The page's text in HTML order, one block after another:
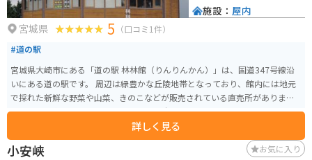
宮城県 5 （口コミ1件）
#道の駅
宮城県大崎市にある「道の駅 林林館（りんりんかん）」は、国道347号線沿
いにある道の駅です。 周辺は緑豊かな丘陵地帯となっており、館内には地元
で採れた新鮮な野菜や山菜、きのこなどが販売されている直売所がありま
す。 特に人気なのは、地元産のブランド米「ササニシキ」や「ひとめぼれ」
だんに使った郷土料理やそばなどを味わうことができます。 バイクでのツー
リングにも最適な場所で、駐車場も広いため、休憩場所としてもおすすめで
詳しく見る
施設： 屋内
小安峡 お気に入り